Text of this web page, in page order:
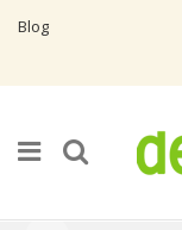
Blog